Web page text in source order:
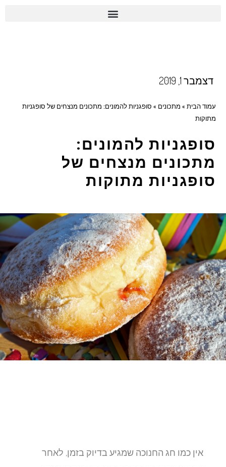
דצמבר 1, 2019
עמוד הבית » מתכונים » סופגניות להמונים: מתכונים מנצחים של סופגניות
מתוקות
סופגניות להמונים:
מתכונים מנצחים של
סופגניות מתוקות
אין כמו חג החנוכה שמגיע בדיוק בזמן, לאחר